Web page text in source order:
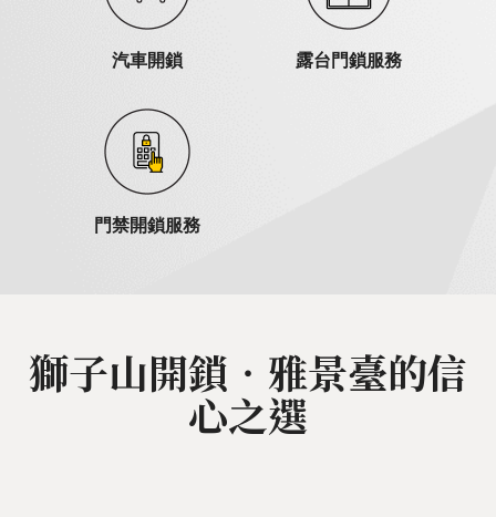
汽車開鎖 露台門鎖服務
門禁開鎖服務
獅子山開鎖‧雅景臺的信
心之選